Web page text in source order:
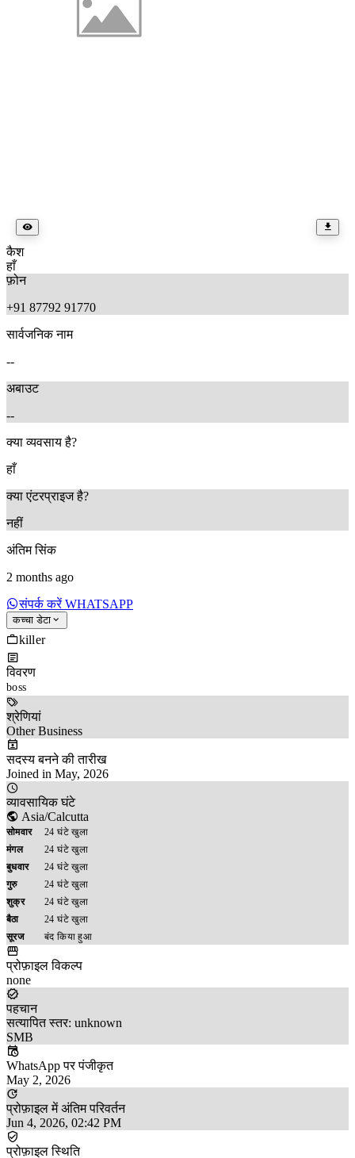
कैश
हाँ
फ़ोन
+91 87792 91770
सार्वजनिक नाम
--
अबाउट
--
क्या व्यवसाय है?
हाँ
क्या एंटरप्राइज है?
नहीं
अंतिम सिंक
2 months ago
संपर्क करें WHATSAPP
कच्चा डेटा
killer
विवरण
boss
श्रेणियां
Other Business
सदस्य बनने की तारीख
Joined in May, 2026
व्यावसायिक घंटे
Asia/Calcutta
सोमवार
24 घंटे खुला
मंगल
24 घंटे खुला
बुधवार
24 घंटे खुला
गुरु
24 घंटे खुला
शुक्र
24 घंटे खुला
बैठा
24 घंटे खुला
सूरज
बंद किया हुआ
प्रोफ़ाइल विकल्प
none
पहचान
सत्यापित स्तर: unknown
SMB
WhatsApp पर पंजीकृत
May 2, 2026
प्रोफ़ाइल में अंतिम परिवर्तन
Jun 4, 2026, 02:42 PM
प्रोफ़ाइल स्थिति